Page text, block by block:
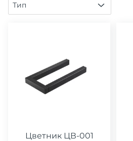
Тип
Цветник ЦВ-001